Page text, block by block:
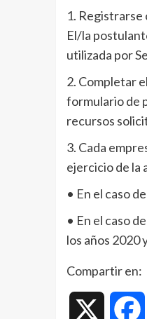
1. Registrarse
El/la
utilizada por
2. Completar
formulario de
recursos
3. Cada
ejercicio de la
• En el caso
• En el caso
los años 2020
Compartir en: